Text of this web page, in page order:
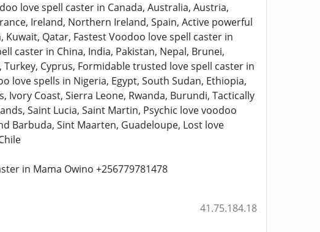
love spell caster in Canada, Australia, Austria,
Ireland, Northern Ireland, Spain, Active powerful
Qatar, Fastest Voodoo love spell caster in
caster in China, India, Pakistan, Nepal, Brunei,
Cyprus, Formidable trusted love spell caster in
love spells in Nigeria, Egypt, South Sudan, Ethiopia,
Ivory Coast, Sierra Leone, Rwanda, Burundi, Tactically
Saint Lucia, Saint Martin, Psychic love voodoo
Barbuda, Sint Maarten, Guadeloupe, Lost love
in Mama Owino +256779781478
41.75.184.18